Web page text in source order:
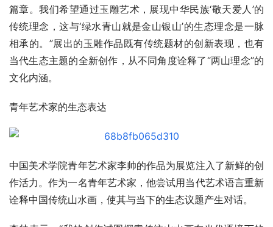
篇章。我们希望通过玉雕艺术，展现中华民族‘敬天爱人’的
传统理念，这与‘绿水青山就是金山银山’的生态理念是一脉
相承的。”展出的玉雕作品既有传统题材的创新表现，也有
当代生态主题的全新创作，从不同角度诠释了“两山理念”的
文化内涵。
青年艺术家的生态表达
中国美术学院青年艺术家李帅的作品为展览注入了新鲜的创
作活力。作为一名青年艺术家，他尝试用当代艺术语言重新
诠释中国传统山水画，使其与当下的生态议题产生对话。